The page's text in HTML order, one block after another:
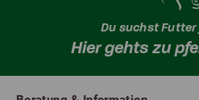
Du suchst Futter
Hier gehts zu